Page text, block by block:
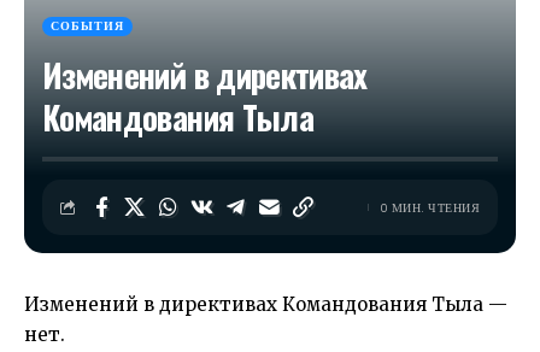
СОБЫТИЯ
Изменений в директивах
Командования Тыла
0 МИН. ЧТЕНИЯ
Изменений в директивах Командования Тыла —
нет.